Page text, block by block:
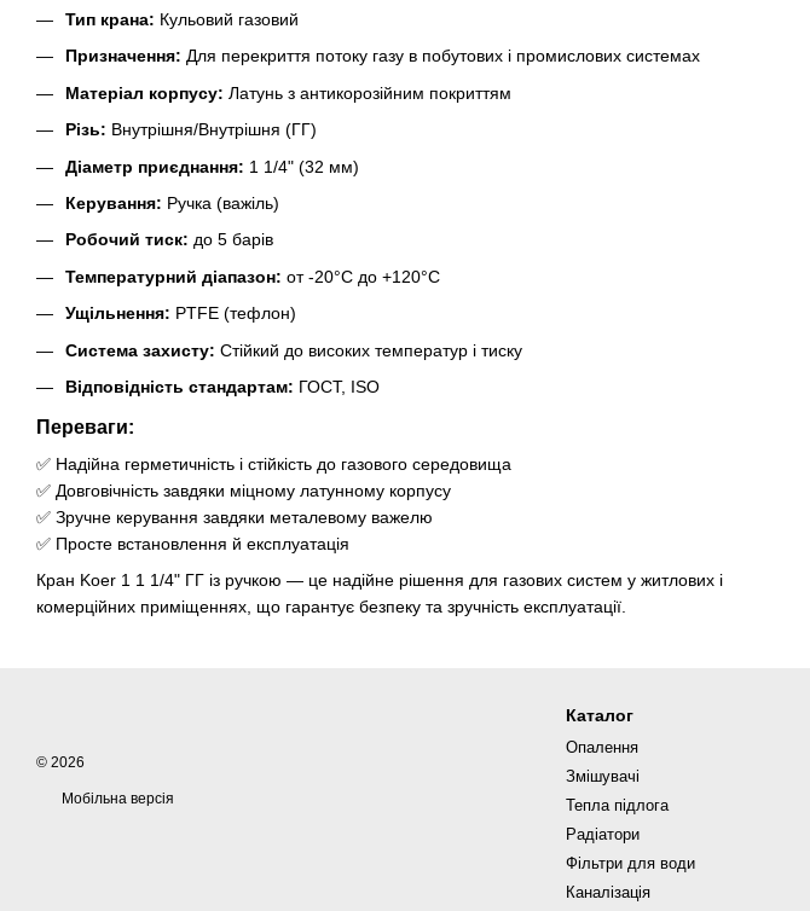
Тип крана: Кульовий газовий
Призначення: Для перекриття потоку газу в побутових і промислових системах
Матеріал корпусу: Латунь з антикорозійним покриттям
Різь: Внутрішня/Внутрішня (ГГ)
Діаметр приєднання: 1 1/4" (32 мм)
Керування: Ручка (важіль)
Робочий тиск: до 5 барів
Температурний діапазон: от -20°C до +120°C
Ущільнення: PTFE (тефлон)
Система захисту: Стійкий до високих температур і тиску
Відповідність стандартам: ГОСТ, ISO
Переваги:
✅ Надійна герметичність і стійкість до газового середовища
✅ Довговічність завдяки міцному латунному корпусу
✅ Зручне керування завдяки металевому важелю
✅ Просте встановлення й експлуатація
Кран Koer 1 1 1/4" ГГ із ручкою — це надійне рішення для газових систем у житлових і
комерційних приміщеннях, що гарантує безпеку та зручність експлуатації.
© 2026
Мобільна версія
Каталог
Опалення
Змішувачі
Тепла підлога
Радіатори
Фільтри для води
Каналізація